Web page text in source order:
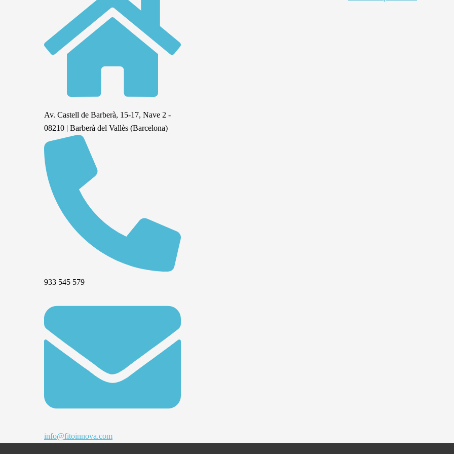
Av. Castell de Barberà, 15-17, Nave 2 -
08210 | Barberà del Vallès (Barcelona)
933 545 579
info@fitoinnova.com